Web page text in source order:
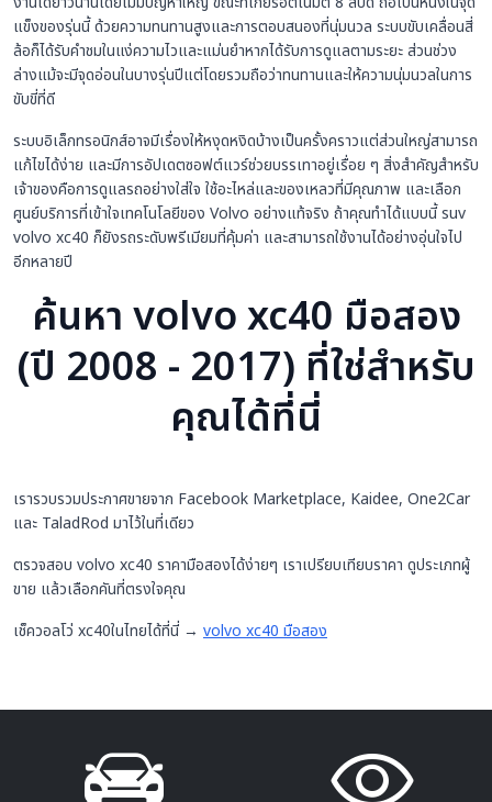
แข็งของรุ่นนี้ ด้วยความทนทานสูงและการตอบสนองที่นุ่มนวล ระบบขับเคลื่อนสี่
ล้อก็ได้รับคำชมในแง่ความไวและแม่นยำหากได้รับการดูแลตามระยะ ส่วนช่วง
ล่างแม้จะมีจุดอ่อนในบางรุ่นปีแต่โดยรวมถือว่าทนทานและให้ความนุ่มนวลในการ
ขับขี่ที่ดี
ระบบอิเล็กทรอนิกส์อาจมีเรื่องให้หงุดหงิดบ้างเป็นครั้งคราวแต่ส่วนใหญ่สามารถ
แก้ไขได้ง่าย และมีการอัปเดตซอฟต์แวร์ช่วยบรรเทาอยู่เรื่อย ๆ สิ่งสำคัญสำหรับ
เจ้าของคือการดูแลรถอย่างใส่ใจ ใช้อะไหล่และของเหลวที่มีคุณภาพ และเลือก
ศูนย์บริการที่เข้าใจเทคโนโลยีของ Volvo อย่างแท้จริง ถ้าคุณทำได้แบบนี้ suv
volvo xc40 ก็ยังรถระดับพรีเมียมที่คุ้มค่า และสามารถใช้งานได้อย่างอุ่นใจไป
อีกหลายปี
ค้นหา volvo xc40 มือสอง
(ปี 2008 - 2017) ที่ใช่สำหรับ
คุณได้ที่นี่
เรารวบรวมประกาศขายจาก Facebook Marketplace, Kaidee, One2Car
และ TaladRod มาไว้ในที่เดียว
ตรวจสอบ volvo xc40 ราคามือสองได้ง่ายๆ เราเปรียบเทียบราคา ดูประเภทผู้
ขาย แล้วเลือกคันที่ตรงใจคุณ
เช็ควอลโว่ xc40ในไทยได้ที่นี่ → volvo xc40 มือสอง